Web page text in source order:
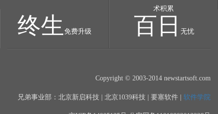
术积累
终生 免费升级 百日 无忧
Copyright © 2003-2014 newstartsoft.com
兄弟事业部：北京新启科技 | 北京1039科技 | 要塞软件 | 软件学院